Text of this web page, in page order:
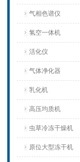
气相色谱仪
氢空一体机
活化仪
气体净化器
乳化机
高压均质机
虫草冷冻干燥机
原位大型冻干机